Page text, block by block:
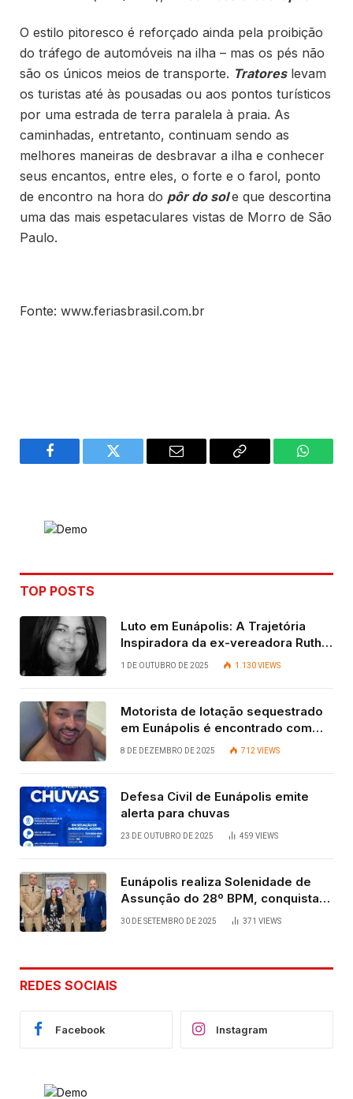
O estilo pitoresco é reforçado ainda pela proibição
do tráfego de automóveis na ilha – mas os pés não
são os únicos meios de transporte. Tratoreslevam
os turistas até às pousadas ou aos pontos turísticos
por uma estrada de terra paralela à praia. As
caminhadas, entretanto, continuam sendo as
melhores maneiras de desbravar a ilha e conhecer
seus encantos, entre eles, o forte e o farol, ponto
de encontro na hora do pôr do sole que descortina
uma das mais espetaculares vistas de Morro de São
Paulo.
Fonte: www.feriasbrasil.com.br
Facebook Twitter Email
Copy
TOP POSTS
Luto em Eunápolis: A Trajetória
Inspiradora da ex-vereadora Ruth
Contadora
1 DE OUTUBRO DE 2025 1.130VIEWS
Motorista de lotação sequestrado
em Eunápolis é encontrado com
vida após quatro dias.
8 DE DEZEMBRO DE 2025 712 VIEWS
Defesa Civil de Eunápolis emite
alerta para chuvas
23 DE OUTUBRO DE 2025 459 VIEWS
Eunápolis realiza Solenidade de
Assunção do 28º BPM, conquista
viabilizada por articulação política
30 DE SETEMBRO DE 2025 371 VIEWS
REDES SOCIAIS
Facebook Instagram